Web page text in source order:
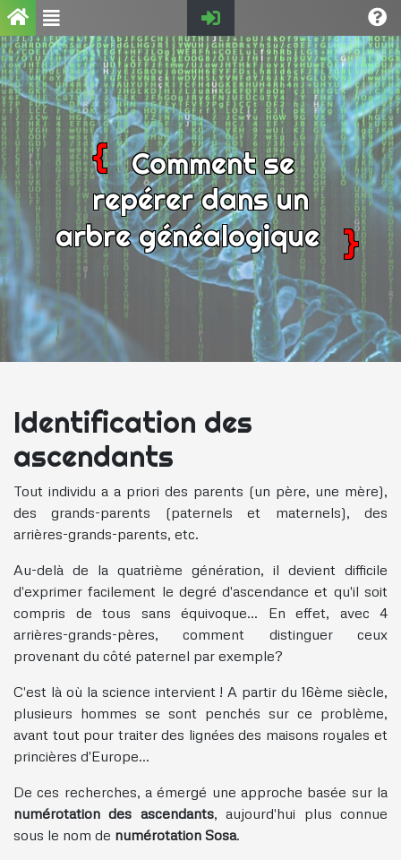
Comment se
repérer dans un
arbre généalogique
Identification des
ascendants
Tout individu a a priori des parents (un père, une mère),
des grands-parents (paternels et maternels), des
arrières-grands-parents, etc.
Au-delà de la quatrième génération, il devient difficile
d'exprimer facilement le degré d'ascendance et qu'il soit
compris de tous sans équivoque... En effet, avec 4
arrières-grands-pères, comment distinguer ceux
provenant du côté paternel par exemple?
C'est là où la science intervient ! A partir du 16ème siècle,
plusieurs hommes se sont penchés sur ce problème,
avant tout pour traiter des lignées des maisons royales et
princières d'Europe...
De ces recherches, a émergé une approche basée sur la
numérotation des ascendants, aujourd'hui plus connue
sous le nom de numérotation Sosa.